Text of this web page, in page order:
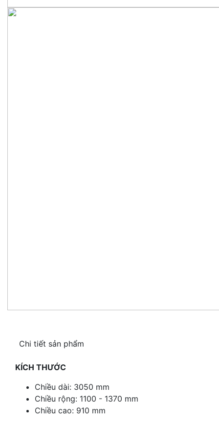
Chi tiết sản phẩm
KÍCH THƯỚC
Chiều dài: 3050 mm
Chiều rộng: 1100 - 1370 mm
Chiều cao: 910 mm